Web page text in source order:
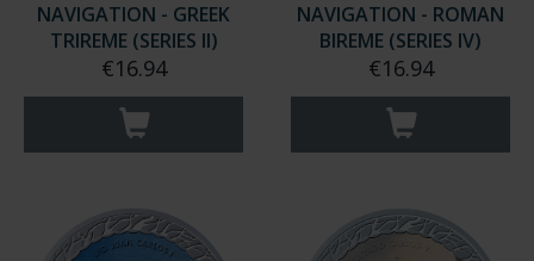
NAVIGATION - GREEK
TRIREME (SERIES II)
€16.94
NAVIGATION - ROMAN
BIREME (SERIES IV)
€16.94